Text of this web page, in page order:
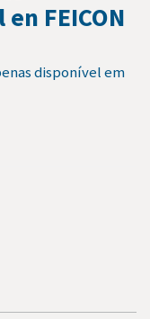
FEICON
disponível em